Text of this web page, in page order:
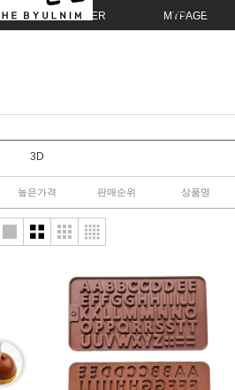
ORDER MYPAGE
3D
높은가격 판매순위 상품명